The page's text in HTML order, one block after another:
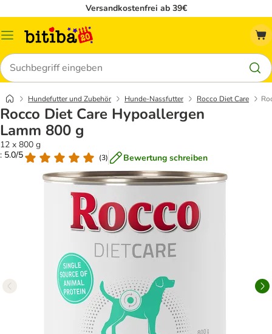
Versandkostenfrei ab 39€
Menü
Suchen
Hundefutter und Zubehör Hunde-Nassfutter Rocco Diet Care
Rocco Diet Care Hypoallergen
Lamm 800 g
12 x 800 g
: 5.0/5
(3) Bewertung schreiben